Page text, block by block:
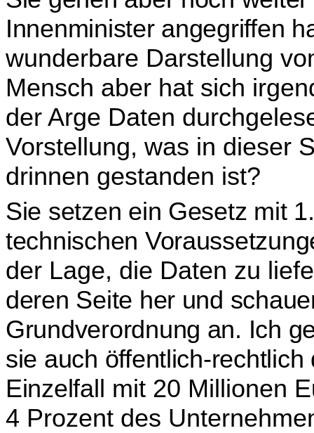
Innenminister angegriffen
wunderbare Darstellung
Mensch aber hat sich
der Arge Daten
Vorstellung, was in dieser
drinnen gestanden ist?
Sie setzen ein Gesetz mit
technischen
der Lage, die Daten zu
deren Seite her und
Grundverordnung an. Ich
sie auch öffentlich-
Ein­zel­fall mit 20 Millionen
4 Prozent des